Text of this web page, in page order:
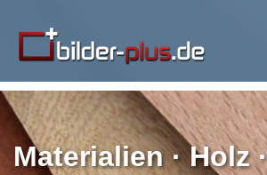
Materialien · Holz